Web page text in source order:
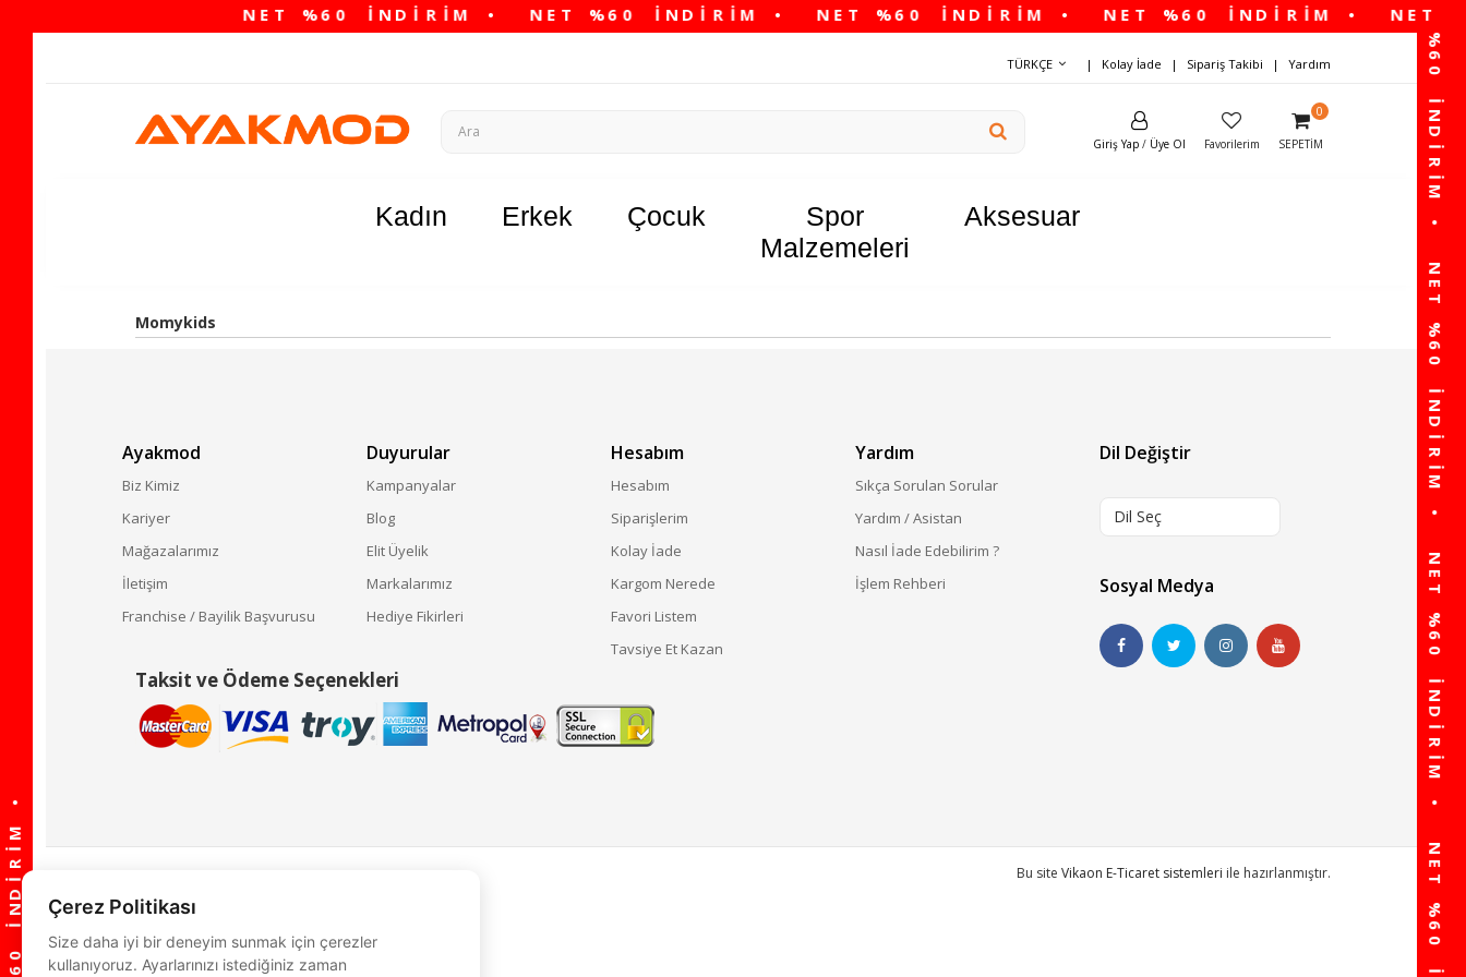
TÜRKÇE Kolay İade Sipariş Takibi Yardım
Giriş Yap / Üye Ol Favorilerim
0
SEPETIM
Kadın Erkek Çocuk
Spor
Malzemeleri
Aksesuar
Momykids
Ayakmod
Biz Kimiz
Kariyer
Mağazalarımız
İletişim
Franchise / Bayilik Başvurusu
Duyurular
Kampanyalar
Blog
Elit Üyelik
Markalarımız
Hediye Fikirleri
Hesabım
Hesabım
Siparişlerim
Kolay İade
Kargom Nerede
Favori Listem
Tavsiye Et Kazan
Yardım
Sıkça Sorulan Sorular
Yardım / Asistan
Nasıl İade Edebilirim ?
İşlem Rehberi
Dil Değiştir
Dil Seç
Sosyal Medya
Taksit ve Ödeme Seçenekleri
Bu site Vikaon E-Ticaret sistemleri ile hazırlanmıştır.
Çerez Politikası
Size daha iyi bir deneyim sunmak için çerezler
kullanıyoruz. Ayarlarınızı istediğiniz zaman